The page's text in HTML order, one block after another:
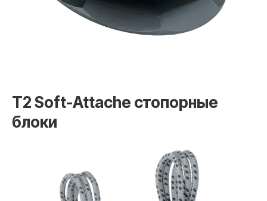
T2 Soft-Attache стопорные
блоки